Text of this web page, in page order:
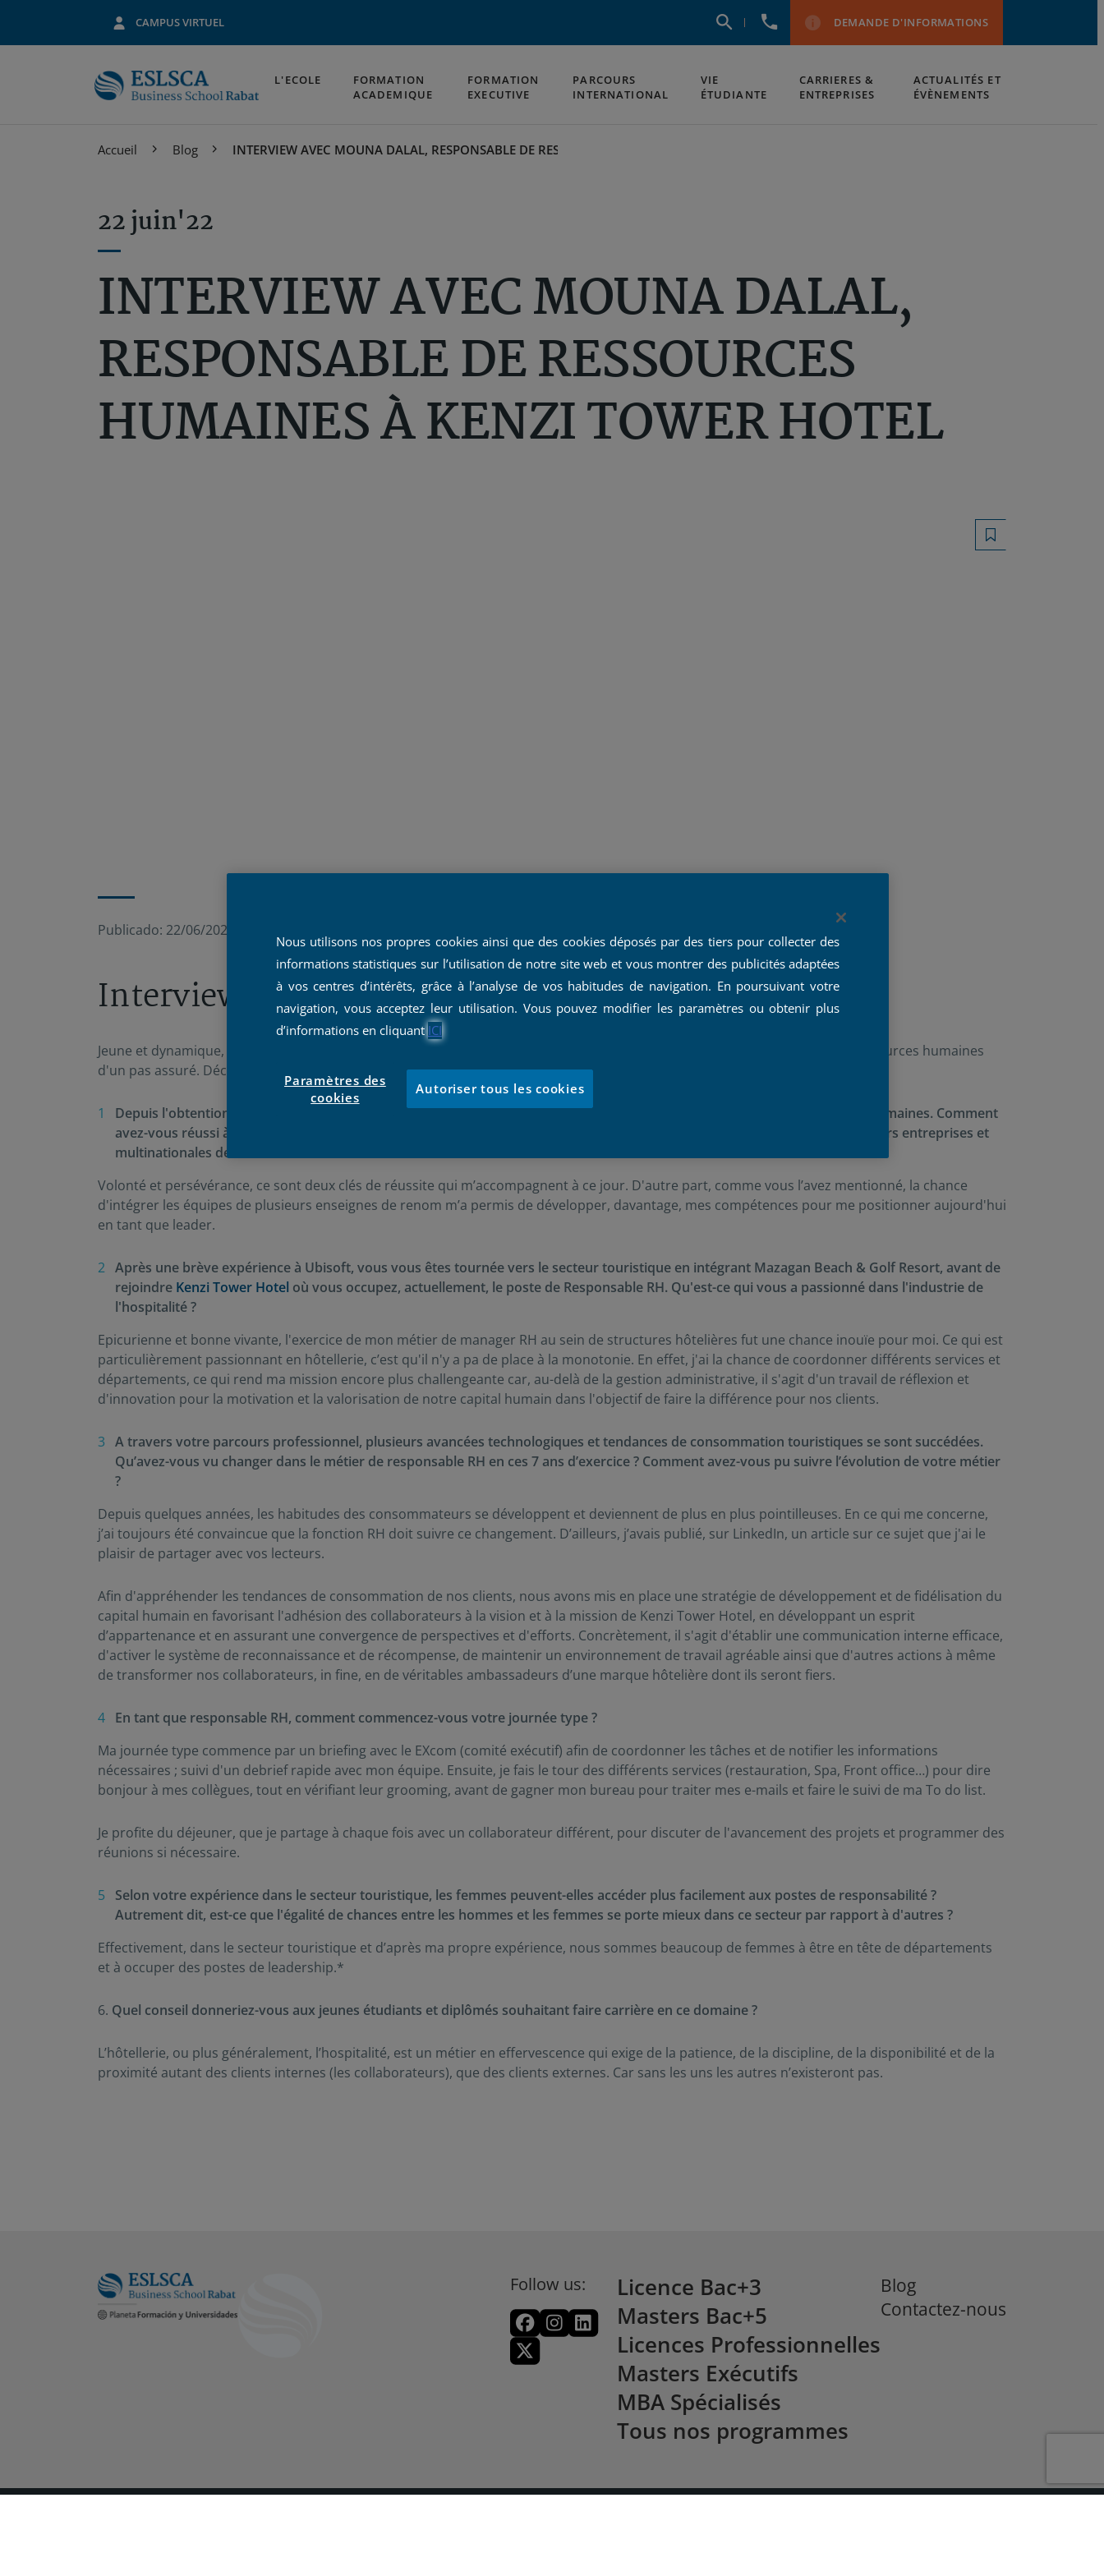
CAMPUS VIRTUEL +212537543000DEMANDE D'INFORMATIONS
L'ECOLE
FORMATION
ACADEMIQUE
FORMATION
EXECUTIVE
PARCOURS
INTERNATIONAL
VIE
ÉTUDIANTE
CARRIERES &
ENTREPRISES
ACTUALITÉS ET
ÉVÈNEMENTS
Accueil Blog INTERVIEW AVEC MOUNA DALAL, RESPONSABLE DE RESSOURCES HUMAINES À KENZI TOWER HOTEL
22 juin'22
INTERVIEW AVEC MOUNA DALAL,
RESPONSABLE DE RESSOURCES
HUMAINES À KENZI TOWER HOTEL
Publicado: 22/06/2022
Interview avec Mouna Dalal
Jeune et dynamique, Mouna Dalal trace son chemin dans le monde de l'hospitalité en tant que cadre en management de ressources humaines
d'un pas assuré. Découvrez son parcours inspirant dans cette interview réalisée par Blog Tourisme.
Depuis l'obtention de votre master en 2011, vous n'avez cessé d'évoluer dans le monde du Management des ressources humaines. Comment
avez-vous réussi à tracer ce parcours remarquable en accédant aussi rapidement aux postes à responsabilités dans plusieurs entreprises et
multinationales de renom ?
Volonté et persévérance, ce sont deux clés de réussite qui m’accompagnent à ce jour. D'autre part, comme vous l’avez mentionné, la chance
d'intégrer les équipes de plusieurs enseignes de renom m’a permis de développer, davantage, mes compétences pour me positionner aujourd'hui
en tant que leader.
Après une brève expérience à Ubisoft, vous vous êtes tournée vers le secteur touristique en intégrant Mazagan Beach & Golf Resort, avant de
rejoindre Kenzi Tower Hotel où vous occupez, actuellement, le poste de Responsable RH. Qu'est-ce qui vous a passionné dans l'industrie de
l'hospitalité ?
Epicurienne et bonne vivante, l'exercice de mon métier de manager RH au sein de structures hôtelières fut une chance inouïe pour moi. Ce qui est
particulièrement passionnant en hôtellerie, c’est qu'il n'y a pa de place à la monotonie. En effet, j'ai la chance de coordonner différents services et
départements, ce qui rend ma mission encore plus challengeante car, au-delà de la gestion administrative, il s'agit d'un travail de réflexion et
d'innovation pour la motivation et la valorisation de notre capital humain dans l'objectif de faire la différence pour nos clients.
A travers votre parcours professionnel, plusieurs avancées technologiques et tendances de consommation touristiques se sont succédées.
Qu’avez-vous vu changer dans le métier de responsable RH en ces 7 ans d’exercice ? Comment avez-vous pu suivre l’évolution de votre métier
?
Depuis quelques années, les habitudes des consommateurs se développent et deviennent de plus en plus pointilleuses. En ce qui me concerne,
j’ai toujours été convaincue que la fonction RH doit suivre ce changement. D’ailleurs, j’avais publié, sur LinkedIn, un article sur ce sujet que j'ai le
plaisir de partager avec vos lecteurs.
Afin d'appréhender les tendances de consommation de nos clients, nous avons mis en place une stratégie de développement et de fidélisation du
capital humain en favorisant l'adhésion des collaborateurs à la vision et à la mission de Kenzi Tower Hotel, en développant un esprit
d’appartenance et en assurant une convergence de perspectives et d'efforts. Concrètement, il s'agit d'établir une communication interne efficace,
d'activer le système de reconnaissance et de récompense, de maintenir un environnement de travail agréable ainsi que d'autres actions à même
de transformer nos collaborateurs, in fine, en de véritables ambassadeurs d’une marque hôtelière dont ils seront fiers.
En tant que responsable RH, comment commencez-vous votre journée type ?
Ma journée type commence par un briefing avec le EXcom (comité exécutif) afin de coordonner les tâches et de notifier les informations
nécessaires ; suivi d'un debrief rapide avec mon équipe. Ensuite, je fais le tour des différents services (restauration, Spa, Front office…) pour dire
bonjour à mes collègues, tout en vérifiant leur grooming, avant de gagner mon bureau pour traiter mes e-mails et faire le suivi de ma To do list.
Je profite du déjeuner, que je partage à chaque fois avec un collaborateur différent, pour discuter de l'avancement des projets et programmer des
réunions si nécessaire.
Selon votre expérience dans le secteur touristique, les femmes peuvent-elles accéder plus facilement aux postes de responsabilité ?
Autrement dit, est-ce que l'égalité de chances entre les hommes et les femmes se porte mieux dans ce secteur par rapport à d'autres ?
Effectivement, dans le secteur touristique et d’après ma propre expérience, nous sommes beaucoup de femmes à être en tête de départements
et à occuper des postes de leadership.*
6. Quel conseil donneriez-vous aux jeunes étudiants et diplômés souhaitant faire carrière en ce domaine ?
L’hôtellerie, ou plus généralement, l’hospitalité, est un métier en effervescence qui exige de la patience, de la discipline, de la disponibilité et de la
proximité autant des clients internes (les collaborateurs), que des clients externes. Car sans les uns les autres n’existeront pas.
Follow us:
Licence Bac+3
Masters Bac+5
Licences Professionnelles
Masters Exécutifs
MBA Spécialisés
Tous nos programmes
Blog
Contactez-nous
Nous utilisons nos propres cookies ainsi que des cookies déposés par des tiers pour collecter des
informations statistiques sur l’utilisation de notre site web et vous montrer des publicités adaptées
à vos centres d’intérêts, grâce à l’analyse de vos habitudes de navigation. En poursuivant votre
navigation, vous acceptez leur utilisation. Vous pouvez modifier les paramètres ou obtenir plus
d’informations en cliquantICI
Paramètres des
cookies
Autoriser tous les cookies